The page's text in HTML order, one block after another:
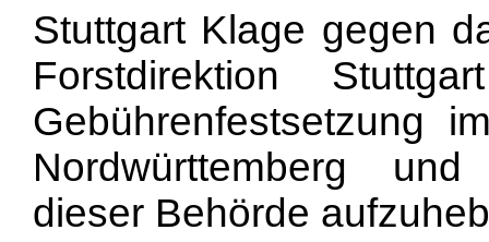
Stuttgart Klage gegen
Forstdirektion
Gebührenfestsetzung
Nordwürttemberg
dieser Behörde